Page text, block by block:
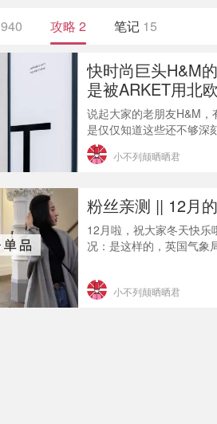
940 攻略 2 笔记 15
快时尚巨头H&M
是被ARKET用北
说起大家的老朋友H&M
是仅仅知道这些还不够深
开始慢了下来，在现代都
活理念。2017年8月H&M
一体的精品生
小不列颠晒晒君
粉丝亲测 || 12月
12月啦，祝大家冬天快
况：是这样的，英国气象
哥的脸都被吹黑了...是不
点小激动呢，搓搓小手，
小不列颠晒晒君